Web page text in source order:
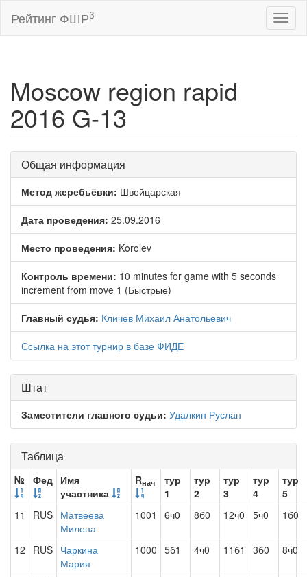
Рейтинг ФШРβ
Moscow region rapid
2016 G-13
Общая информация
Метод жеребьёвки: Швейцарская
Дата проведения: 25.09.2016
Место проведения: Korolev
Контроль времени: 10 minutes for game with 5 seconds
increment from move 1 (Быстрые)
Главный судья: Кличев Михаил Анатольевич
Ссылка на этот турнир в базе ФИДЕ
Штат
Заместители главного судьи: Удалкин Руслан
Таблица
№ Фед Имя
участника
Rнач
тур
1
тур
2
тур
3
тур
4
тур
5
11
RUS Матвеева
Милена
1001 6ч0 8б0 12ч0 5ч0 1б0
12 RUS Чаркина
Мария
1000 5б1 4ч0 11б1 3б0 8ч0